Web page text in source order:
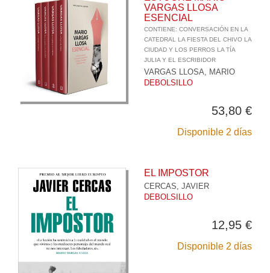
VARGAS LLOSA
ESENCIAL
CONTIENE: CONVERSACIÓN EN LA
CATEDRAL LA FIESTA DEL CHIVO LA
CIUDAD Y LOS PERROS LA TÍA
JULIA Y EL ESCRIBIDOR
VARGAS LLOSA, MARIO
DEBOLSILLO
53,80 €
Disponible 2 días
EL IMPOSTOR
CERCAS, JAVIER
DEBOLSILLO
12,95 €
Disponible 2 días